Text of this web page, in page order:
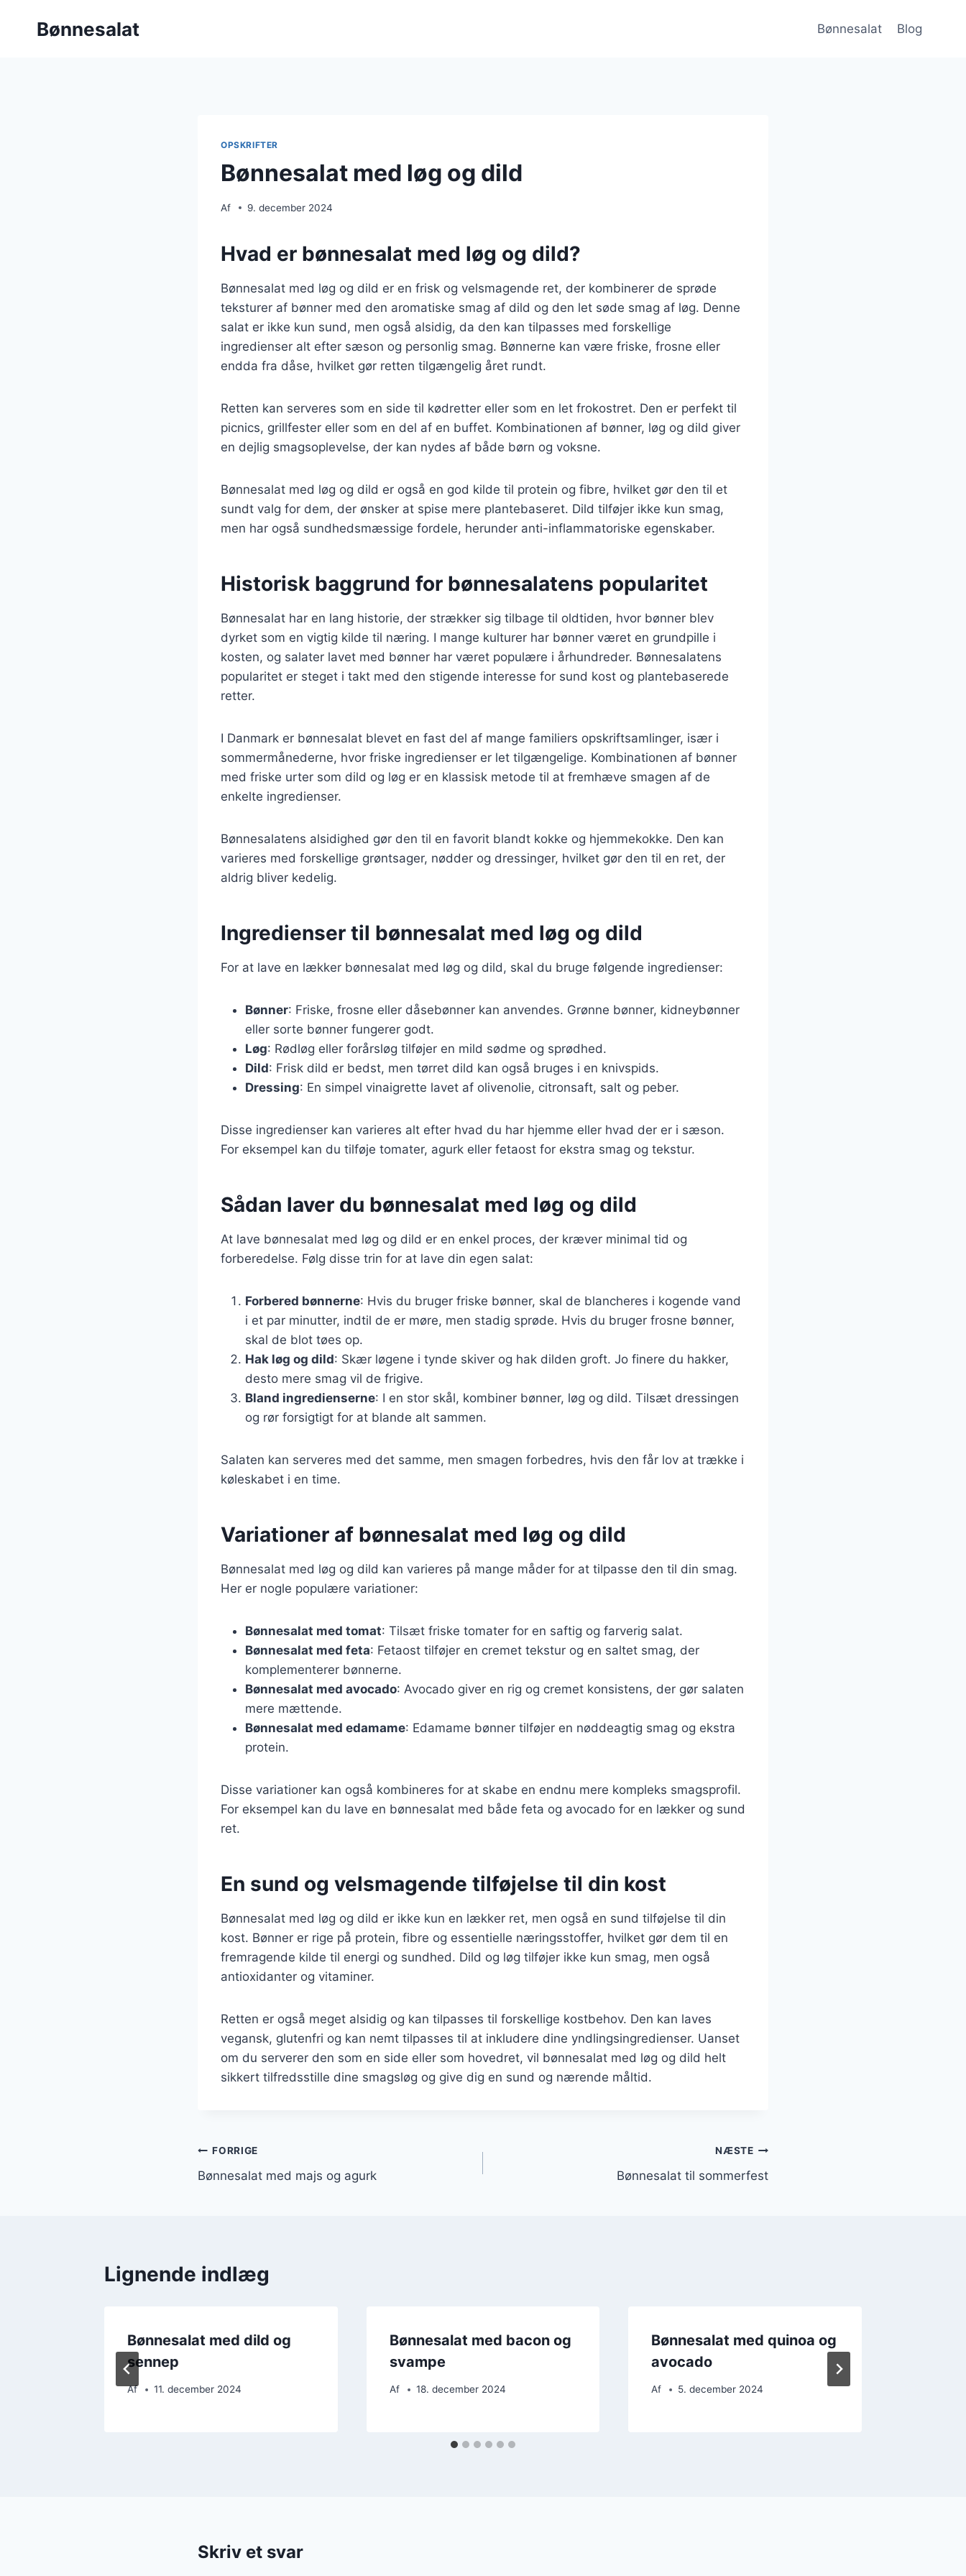
Bønnesalat Bønnesalat Blog
OPSKRIFTER
Bønnesalat med løg og dild
Af 9. december 2024
Hvad er bønnesalat med løg og dild?
Bønnesalat med løg og dild er en frisk og velsmagende ret, der kombinerer de sprøde
teksturer af bønner med den aromatiske smag af dild og den let søde smag af løg. Denne
salat er ikke kun sund, men også alsidig, da den kan tilpasses med forskellige
ingredienser alt efter sæson og personlig smag. Bønnerne kan være friske, frosne eller
endda fra dåse, hvilket gør retten tilgængelig året rundt.
Retten kan serveres som en side til kødretter eller som en let frokostret. Den er perfekt til
picnics, grillfester eller som en del af en buffet. Kombinationen af bønner, løg og dild giver
en dejlig smagsoplevelse, der kan nydes af både børn og voksne.
Bønnesalat med løg og dild er også en god kilde til protein og fibre, hvilket gør den til et
sundt valg for dem, der ønsker at spise mere plantebaseret. Dild tilføjer ikke kun smag,
men har også sundhedsmæssige fordele, herunder anti-inflammatoriske egenskaber.
Historisk baggrund for bønnesalatens popularitet
Bønnesalat har en lang historie, der strækker sig tilbage til oldtiden, hvor bønner blev
dyrket som en vigtig kilde til næring. I mange kulturer har bønner været en grundpille i
kosten, og salater lavet med bønner har været populære i århundreder. Bønnesalatens
popularitet er steget i takt med den stigende interesse for sund kost og plantebaserede
retter.
I Danmark er bønnesalat blevet en fast del af mange familiers opskriftsamlinger, især i
sommermånederne, hvor friske ingredienser er let tilgængelige. Kombinationen af bønner
med friske urter som dild og løg er en klassisk metode til at fremhæve smagen af de
enkelte ingredienser.
Bønnesalatens alsidighed gør den til en favorit blandt kokke og hjemmekokke. Den kan
varieres med forskellige grøntsager, nødder og dressinger, hvilket gør den til en ret, der
aldrig bliver kedelig.
Ingredienser til bønnesalat med løg og dild
For at lave en lækker bønnesalat med løg og dild, skal du bruge følgende ingredienser:
Bønner: Friske, frosne eller dåsebønner kan anvendes. Grønne bønner, kidneybønner
eller sorte bønner fungerer godt.
Løg: Rødløg eller forårsløg tilføjer en mild sødme og sprødhed.
Dild: Frisk dild er bedst, men tørret dild kan også bruges i en knivspids.
Dressing: En simpel vinaigrette lavet af olivenolie, citronsaft, salt og peber.
Disse ingredienser kan varieres alt efter hvad du har hjemme eller hvad der er i sæson.
For eksempel kan du tilføje tomater, agurk eller fetaost for ekstra smag og tekstur.
Sådan laver du bønnesalat med løg og dild
At lave bønnesalat med løg og dild er en enkel proces, der kræver minimal tid og
forberedelse. Følg disse trin for at lave din egen salat:
Forbered bønnerne: Hvis du bruger friske bønner, skal de blancheres i kogende vand
i et par minutter, indtil de er møre, men stadig sprøde. Hvis du bruger frosne bønner,
skal de blot tøes op.
Hak løg og dild: Skær løgene i tynde skiver og hak dilden groft. Jo finere du hakker,
desto mere smag vil de frigive.
Bland ingredienserne: I en stor skål, kombiner bønner, løg og dild. Tilsæt dressingen
og rør forsigtigt for at blande alt sammen.
Salaten kan serveres med det samme, men smagen forbedres, hvis den får lov at trække i
køleskabet i en time.
Variationer af bønnesalat med løg og dild
Bønnesalat med løg og dild kan varieres på mange måder for at tilpasse den til din smag.
Her er nogle populære variationer:
Bønnesalat med tomat: Tilsæt friske tomater for en saftig og farverig salat.
Bønnesalat med feta: Fetaost tilføjer en cremet tekstur og en saltet smag, der
komplementerer bønnerne.
Bønnesalat med avocado: Avocado giver en rig og cremet konsistens, der gør salaten
mere mættende.
Bønnesalat med edamame: Edamame bønner tilføjer en nøddeagtig smag og ekstra
protein.
Disse variationer kan også kombineres for at skabe en endnu mere kompleks smagsprofil.
For eksempel kan du lave en bønnesalat med både feta og avocado for en lækker og sund
ret.
En sund og velsmagende tilføjelse til din kost
Bønnesalat med løg og dild er ikke kun en lækker ret, men også en sund tilføjelse til din
kost. Bønner er rige på protein, fibre og essentielle næringsstoffer, hvilket gør dem til en
fremragende kilde til energi og sundhed. Dild og løg tilføjer ikke kun smag, men også
antioxidanter og vitaminer.
Retten er også meget alsidig og kan tilpasses til forskellige kostbehov. Den kan laves
vegansk, glutenfri og kan nemt tilpasses til at inkludere dine yndlingsingredienser. Uanset
om du serverer den som en side eller som hovedret, vil bønnesalat med løg og dild helt
sikkert tilfredsstille dine smagsløg og give dig en sund og nærende måltid.
Indlægsnavigation
FORRIGE
Bønnesalat med majs og agurk
NÆSTE
Bønnesalat til sommerfest
Lignende indlæg
Bønnesalat med dild og
sennep
Af 11. december 2024
Bønnesalat med bacon og
svampe
Af 18. december 2024
Bønnesalat med quinoa og
avocado
Af 5. december 2024
Skriv et svar